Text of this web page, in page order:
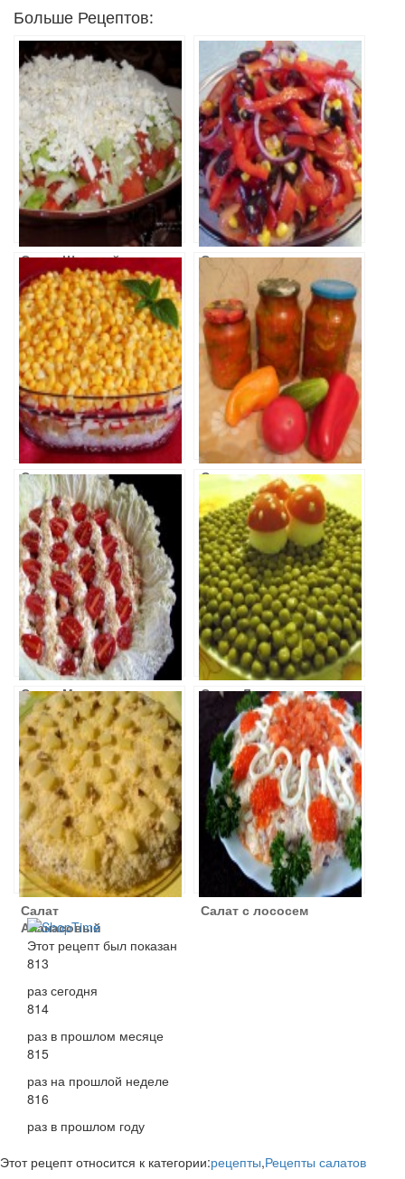
Больше Рецептов:
Салат Шопский
(болгарская
кухня)
Салат с
фасолью и
оливками
Салат с
крабовыми
палочками и
рисом
Огурцы в
Томатной
Заливке
Салат Маяк
Салат Лесная
Сказка
Салат
Ананасовый
Салат с лососем
Этот рецепт был показан
813
раз сегодня
814
раз в прошлом месяце
815
раз на прошлой неделе
816
раз в прошлом году
Этот рецепт относится к категории:рецепты,Рецепты салатов